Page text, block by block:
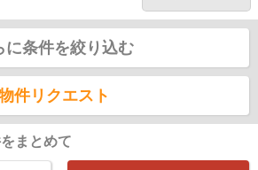
に条件を絞り込む
件リクエスト
まとめて